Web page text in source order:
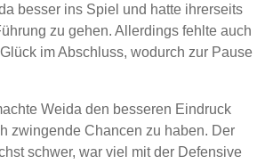
besser ins Spiel und hatte ihrerseits
zu gehen. Allerdings fehlte auch
im Abschluss, wodurch zur Pause
Weida den besseren Eindruck
zwingende Chancen zu haben. Der
schwer, war viel mit der Defensive